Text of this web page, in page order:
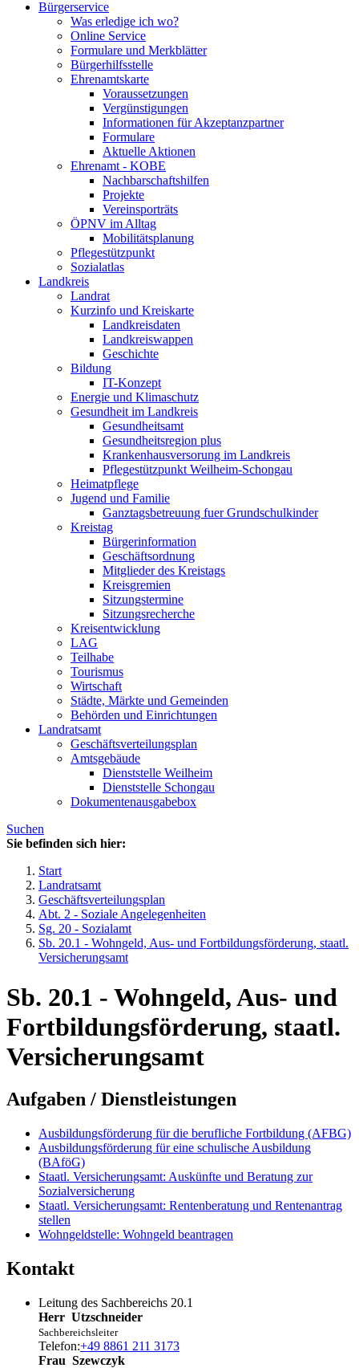
Bürgerservice
Was erledige ich wo?
Online Service
Formulare und Merkblätter
Bürgerhilfsstelle
Ehrenamtskarte
Voraussetzungen
Vergünstigungen
Informationen für Akzeptanzpartner
Formulare
Aktuelle Aktionen
Ehrenamt - KOBE
Nachbarschaftshilfen
Projekte
Vereinsporträts
ÖPNV im Alltag
Mobilitätsplanung
Pflegestützpunkt
Sozialatlas
Landkreis
Landrat
Kurzinfo und Kreiskarte
Landkreisdaten
Landkreiswappen
Geschichte
Bildung
IT-Konzept
Energie und Klimaschutz
Gesundheit im Landkreis
Gesundheitsamt
Gesundheitsregion plus
Krankenhausversorung im Landkreis
Pflegestützpunkt Weilheim-Schongau
Heimatpflege
Jugend und Familie
Ganztagsbetreuung fuer Grundschulkinder
Kreistag
Bürgerinformation
Geschäftsordnung
Mitglieder des Kreistags
Kreisgremien
Sitzungstermine
Sitzungsrecherche
Kreisentwicklung
LAG
Teilhabe
Tourismus
Wirtschaft
Städte, Märkte und Gemeinden
Behörden und Einrichtungen
Landratsamt
Geschäftsverteilungsplan
Amtsgebäude
Dienststelle Weilheim
Dienststelle Schongau
Dokumentenausgabebox
Suchen
Sie befinden sich hier:
Start
Landratsamt
Geschäftsverteilungsplan
Abt. 2 - Soziale Angelegenheiten
Sg. 20 - Sozialamt
Sb. 20.1 - Wohngeld, Aus- und Fortbildungsförderung, staatl.
Versicherungsamt
Sb. 20.1 - Wohngeld, Aus- und
Fortbildungsförderung, staatl.
Versicherungsamt
Aufgaben / Dienstleistungen
Ausbildungsförderung für die berufliche Fortbildung (AFBG)
Ausbildungsförderung für eine schulische Ausbildung
(BAföG)
Staatl. Versicherungsamt: Auskünfte und Beratung zur
Sozialversicherung
Staatl. Versicherungsamt: Rentenberatung und Rentenantrag
stellen
Wohngeldstelle: Wohngeld beantragen
Kontakt
Leitung des Sachbereichs 20.1
Herr Utzschneider
Sachbereichsleiter
Telefon:+49 8861 211 3173
Frau Szewczyk